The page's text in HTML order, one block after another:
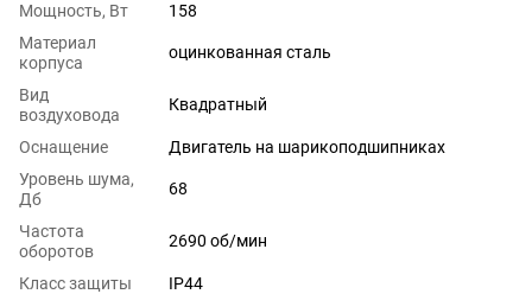
Мощность, Вт
158
Материал
корпуса
оцинкованная сталь
Вид
воздуховода
Квадратный
Оснащение
Двигатель на шарикоподшипниках
Уровень шума,
Дб
68
Частота
оборотов
2690 об/мин
Класс защиты
IP44